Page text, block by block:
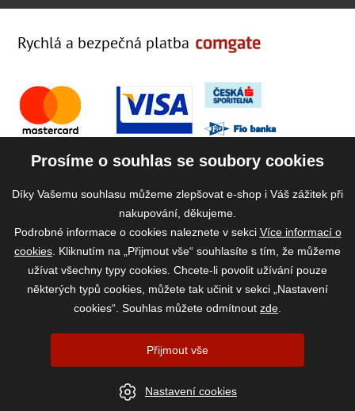
Rychlá a bezpečná platba
2026 ©www.vase-krmivo.cz- Tomáš Kroupa e-shop, Kanice 307, 664 01
Brno-venkov, IČ: 75785439
Prosíme o souhlas se soubory cookies
Díky Vašemu souhlasu můžeme zlepšovat e-shop i Váš zážitek při
nakupování, děkujeme.
Podrobné informace o cookies naleznete v sekci Více informací o
cookies . Kliknutím na „Přijmout vše“ souhlasíte s tím, že můžeme
užívat všechny typy cookies. Chcete-li povolit užívání pouze
některých typů cookies, můžete tak učinit v sekci „Nastavení
cookies“. Souhlas můžete odmítnout zde
Přijmout vše
Nastavení cookies